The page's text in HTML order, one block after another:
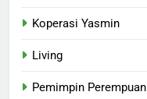
Koperasi Yasmin
Living
Pemimpin Perempuan